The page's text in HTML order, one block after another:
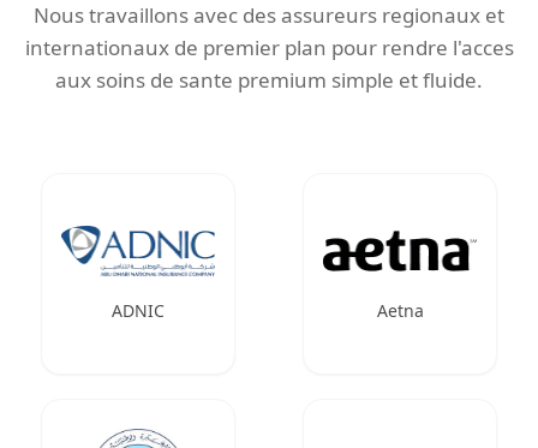
Nous travaillons avec des assureurs regionaux et
internationaux de premier plan pour rendre l'acces
aux soins de sante premium simple et fluide.
ADNIC Aetna